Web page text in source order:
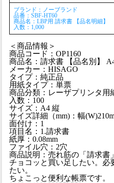
ブランド：ノーブランド
品番：SBF-HT60
商品名：LBP用 請求書 【品名明細】
入数：1,000
＜商品情報＞
商品コード：OP1160
商品名：請求書 【品名別】
メーカー：HISAGO
タイプ：純正品
用紙タイプ：単票
商品分類：レーザプリンタ用
入数：100
サイズ：A4 縦
サイズ詳細（mm)：幅
面付け：1
項目名：1.請求書
紙厚：0.08mm
ファイル穴：2穴
商品説明：売れ筋の「請求書
チョコッと買い足したい。必
たい。
ちょこっと便利な帳票です。